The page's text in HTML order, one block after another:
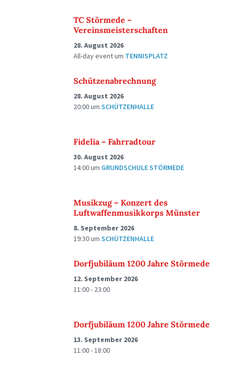
TC Störmede –
Vereinsmeisterschaften
28. August 2026
All-day eventum TENNISPLATZ
Schützenabrechnung
28. August 2026
20:00um SCHÜTZENHALLE
Fidelia – Fahrradtour
30. August 2026
14:00um GRUNDSCHULE STÖRMEDE
Musikzug – Konzert des
Luftwaffenmusikkorps Münster
8. September 2026
19:30um SCHÜTZENHALLE
Dorfjubiläum 1200 Jahre Störmede
12. September 2026
11:00 - 23:00
Dorfjubiläum 1200 Jahre Störmede
13. September 2026
11:00 - 18:00